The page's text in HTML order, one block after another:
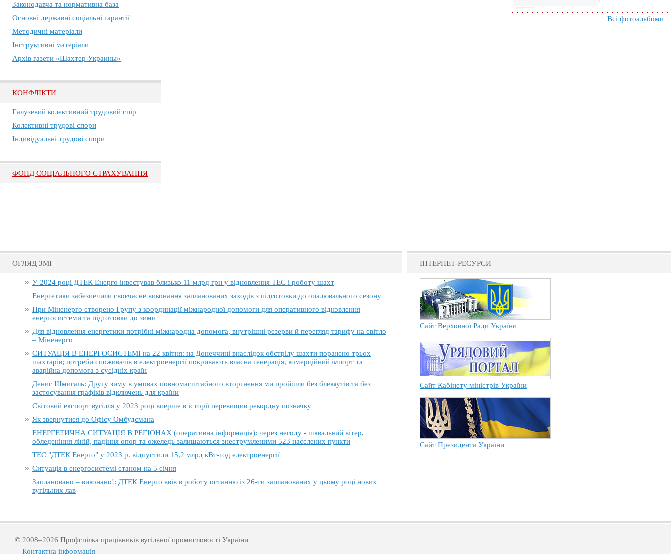
Законодавча та нормативна база
Основні державні соціальні гарантії
Методичні матеріали
Інструктивні матеріали
Архів газети «Шахтер Украины»
КОНФЛІКТИ
Галузевий колективний трудовий спір
Колективні трудові спори
Індивідуальні трудові спори
ФОНД СОЦІАЛЬНОГО СТРАХУВАННЯ
Всі фотоальбоми
ОГЛЯД ЗМІ
У 2024 році ДТЕК Енерго інвестував близько 11 млрд грн у відновлення ТЕС і роботу шахт
Енергетики забезпечили своєчасне виконання запланованих заходів з підготовки до опалювального сезону
При Міненерго створено Групу з координації міжнародної допомоги для оперативного відновлення
енергосистеми та підготовки до зими
Для відновлення енергетики потрібні міжнародна допомога, внутрішні резерви й перегляд тарифу на світло
– Міненерго
СИТУАЦІЯ В ЕНЕРГОСИСТЕМІ на 22 квітня: на Донеччині внаслідок обстрілу шахти поранено трьох
шахтарів; потреби споживачів в електроенергії покривають власна генерація, комерційний імпорт та
аварійна допомога з сусідніх країн
Денис Шмигаль: Другу зиму в умовах повномасштабного вторгнення ми пройшли без блекаутів та без
застосування графіків відключень для країни
Світовий експорт вугілля у 2023 році вперше в історії перевищив рекордну позначку
Як звернутися до Офісу Омбудсмана
ЕНЕРГЕТИЧНА СИТУАЦІЯ В РЕГІОНАХ (оперативна інформація): через негоду - шквальний вітер,
обледеніння ліній, падіння опор та ожеледь залишаються знеструмленими 523 населених пункти
ТЕС "ДТЕК Енерго" у 2023 р. відпустили 15,2 млрд кВт-год електроенергії
Ситуація в енергосистемі станом на 5 січня
Заплановано – виконано!: ДТЕК Енерго ввів в роботу останню із 26-ти запланованих у цьому році нових
вугільних лав
ІНТЕРНЕТ-РЕСУРСИ
Сайт Верховної Ради України
Сайт Кабінету міністрів України
Сайт Президента України
© 2008–2026 Профспілка працівників вугільної промисловості України
Контактна інформація